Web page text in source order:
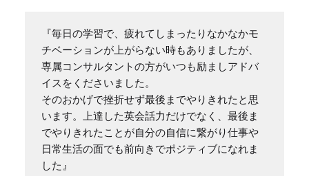
『毎日の学習で、疲れてしまったりなかなかモ
チベーションが上がらない時もありましたが、
専属コンサルタントの方がいつも励ましアドバ
イスをくださいました。
そのおかげで挫折せず最後までやりきれたと思
います。上達した英会話力だけでなく、最後ま
でやりきれたことが自分の自信に繋がり仕事や
日常生活の面でも前向きでポジティブになれま
した』